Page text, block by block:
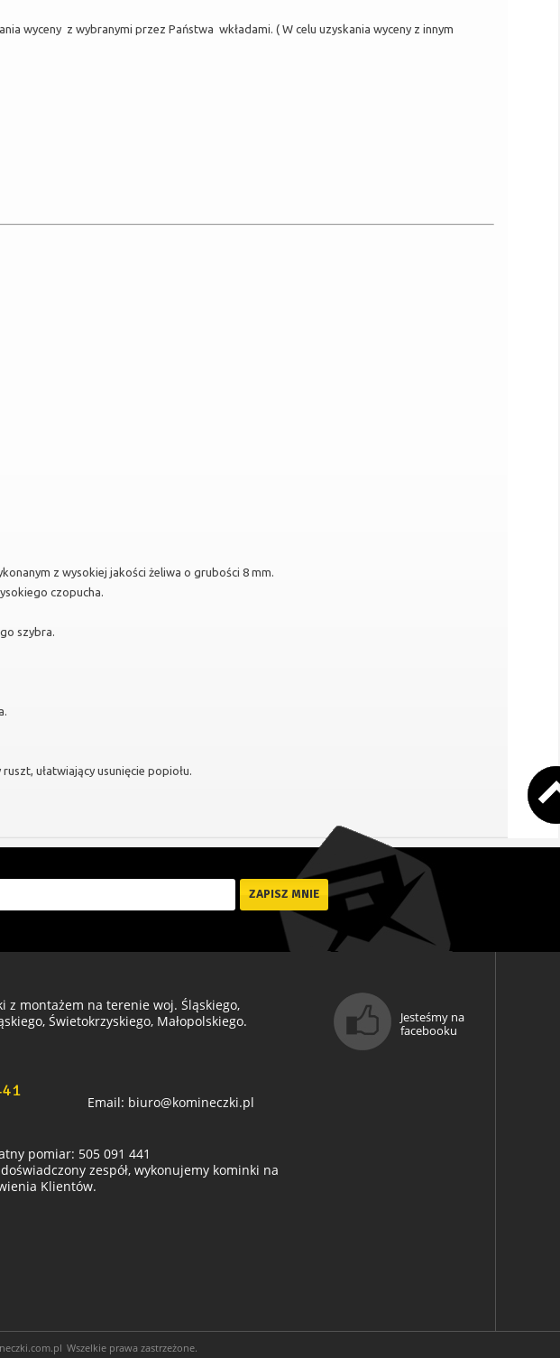
wyceny z wybranymi przez Państwa wkładami. ( W celu uzyskania wyceny z innym
z wysokiej jakości żeliwa o grubości 8 mm.
czopucha.
szybra.
ułatwiający usunięcie popiołu.
z montażem na terenie woj. Śląskiego,
Świetokrzyskiego, Małopolskiego.
Email: biuro@komineczki.pl
pomiar: 505 091 441
zespół, wykonujemy kominki na
Klientów.
Jesteśmy na
facebooku
Wszelkie prawa zastrzeżone.